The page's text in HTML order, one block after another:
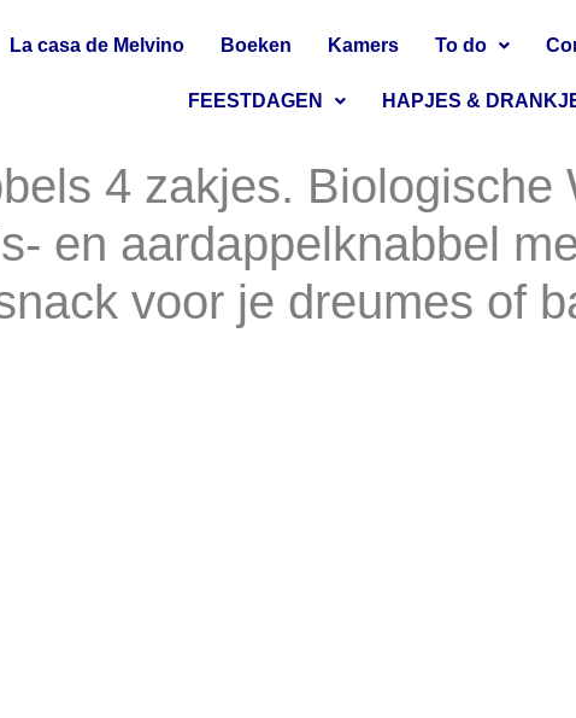
La casa de Melvino Boeken Kamers To do
FEESTDAGEN HAPJES &
4 zakjes. Biologische
en aardappelknabbel
voor je dreumes of